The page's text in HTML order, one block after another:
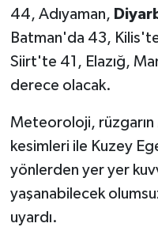
44, Adıyaman,
Batman'da 43,
Siirt'te 41, Elazığ,
derece olacak.
Meteoroloji, rüzgarın
kesimleri ile Kuzey
yönlerden yer yer
yaşanabilecek
uyardı.